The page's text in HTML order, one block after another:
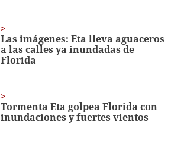
Las imágenes: Eta lleva aguaceros
a las calles ya inundadas de
Florida
Tormenta Eta golpea Florida con
inundaciones y fuertes vientos